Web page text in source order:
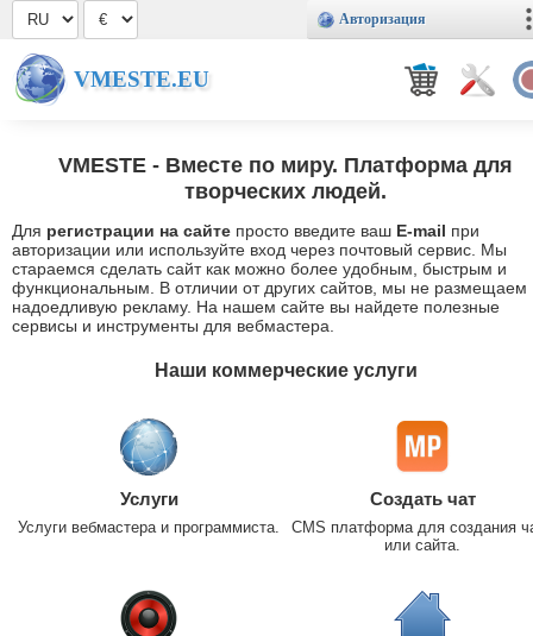
Авторизация
VMESTE.EU
VMESTE - Вместе по миру. Платформа для
творческих людей.
Для регистрации на сайте просто введите ваш E-mail при
авторизации или используйте вход через почтовый сервис. Мы
стараемся сделать сайт как можно более удобным, быстрым и
функциональным. В отличии от других сайтов, мы не размещаем
надоедливую рекламу. На нашем сайте вы найдете полезные
сервисы и инструменты для вебмастера.
Наши коммерческие услуги
Услуги
Услуги вебмастера и программиста.
Создать чат
CMS платформа для создания
или сайта.